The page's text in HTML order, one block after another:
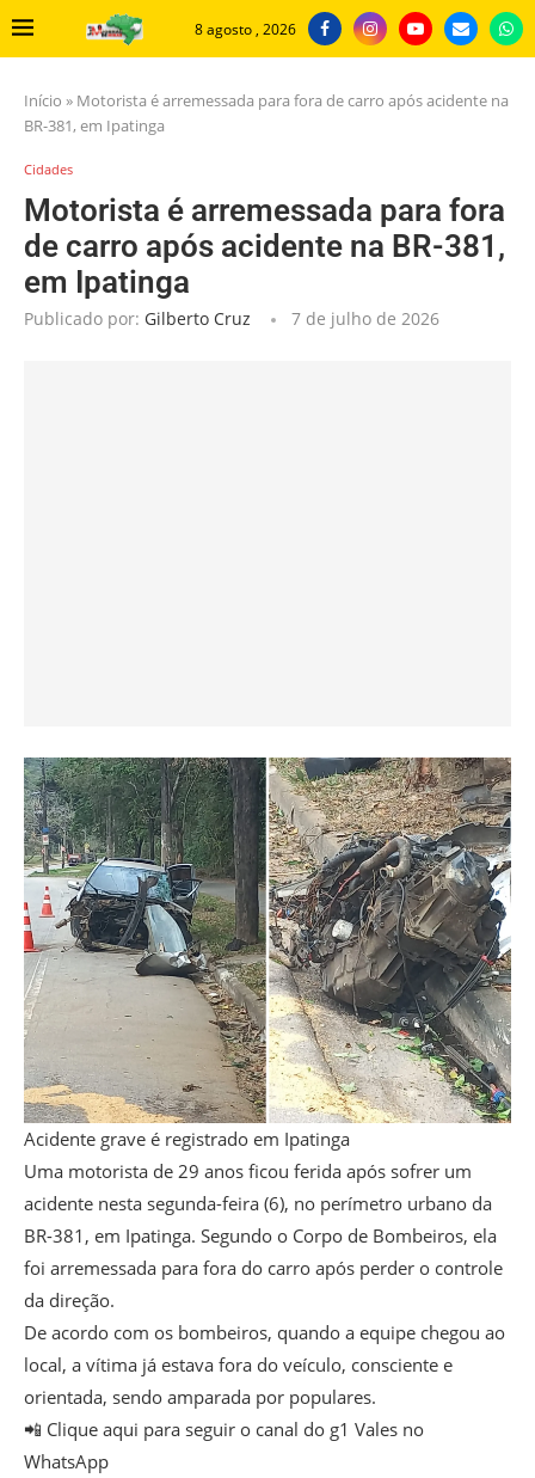
8 agosto , 2026
Início » Motorista é arremessada para fora de carro após acidente na
BR-381, em Ipatinga
Cidades
Motorista é arremessada para fora
de carro após acidente na BR-381,
em Ipatinga
Publicado por: Gilberto Cruz 7 de julho de 2026
Acidente grave é registrado em Ipatinga
Uma motorista de 29 anos ficou ferida após sofrer um
acidente nesta segunda-feira (6), no perímetro urbano da
BR-381, em Ipatinga. Segundo o Corpo de Bombeiros, ela
foi arremessada para fora do carro após perder o controle
da direção.
De acordo com os bombeiros, quando a equipe chegou ao
local, a vítima já estava fora do veículo, consciente e
orientada, sendo amparada por populares.
📲 Clique aqui para seguir o canal do g1 Vales no
WhatsApp